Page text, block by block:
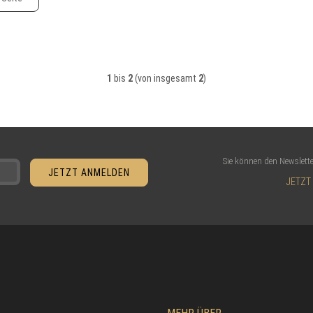
1 bis 2(von insgesamt 2)
Sie können den
JETZT